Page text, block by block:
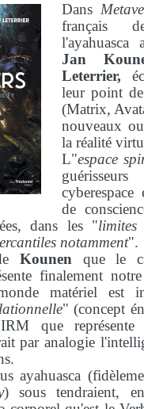
Dans
français
Jan
Leterrier,
leur point
(Matrix,
nouveaux
la réalité
L"espace
cyberespace
de
dans les "
notamment".
Kounenque le
finalement
matériel est
" (concept
que représente
par analogie
ayahuasca
) sous tendraient,